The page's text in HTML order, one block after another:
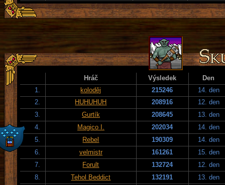
Hráč Výsledek
Den
1.
koloděj 215246
14. den
2.
HUHUHUH 208916
12. den
3.
Gurtík 208645
13. den
4.
Magico I. 202034
14. den
5.
Rebel 190309
14. den
6.
velmistr 161261
15. den
7.
Forult 132724
12. den
8.
Tehol Beddict 132191
13. den